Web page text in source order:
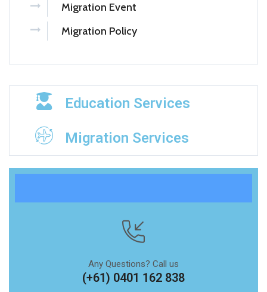
Migration Event
Migration Policy
Education Services
Migration Services
Any Questions? Call us
(+61) 0401 162 838